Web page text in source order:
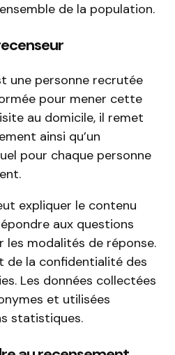
de la population.
une personne recrutée
pour mener cette
au domicile, il remet
ainsi qu’un
pour chaque personne
expliquer le contenu
aux questions
modalités de réponse.
de la confidentialité des
Les données collectées
et utilisées
statistiques.